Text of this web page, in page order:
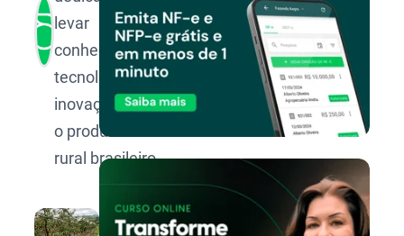
levar
conhecimento,
tecnologia e
inovação para
o produtor
rural brasileiro.